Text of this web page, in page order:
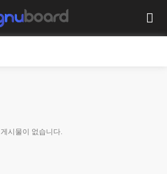
게시물이 없습니다.